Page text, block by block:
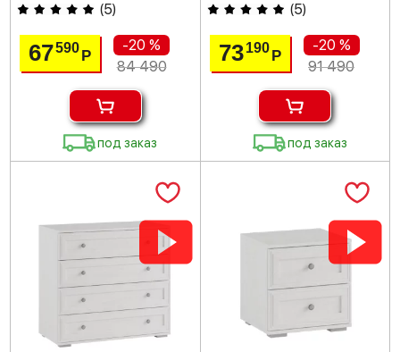
(5)
67590Р
-20 %
84 490
под заказ
(5)
73 190 Р
-20 %
91 490
под заказ